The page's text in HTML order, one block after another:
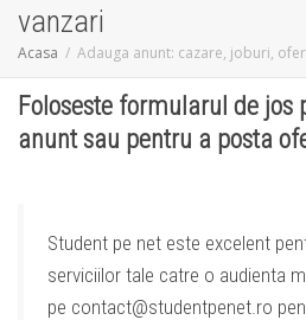
vanzari
Acasa Adauga anunt: cazare, joburi,
Foloseste formularul de jos
anunt sau pentru a posta
Student pe net este excelent
serviciilor tale catre o audienta
pe contact@studentpenet.ro